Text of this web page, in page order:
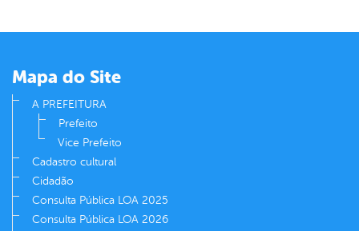
Mapa do Site
A PREFEITURA
Prefeito
Vice Prefeito
Cadastro cultural
Cidadão
Consulta Pública LOA 2025
Consulta Pública LOA 2026